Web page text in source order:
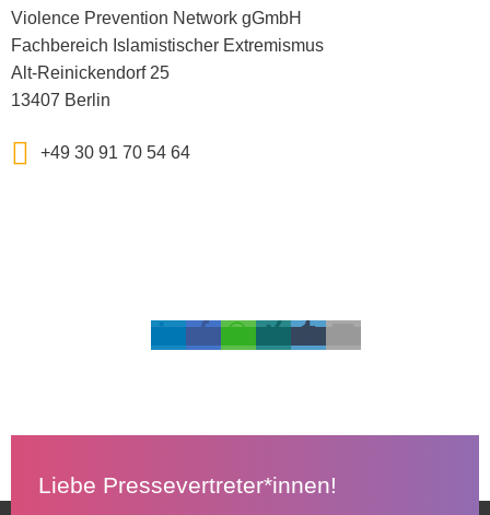
Violence Prevention Network gGmbH
Fachbereich Islamistischer Extremismus
Alt-Reinickendorf 25
13407 Berlin
+49 30 91 70 54 64
Liebe Pressevertreter*innen!